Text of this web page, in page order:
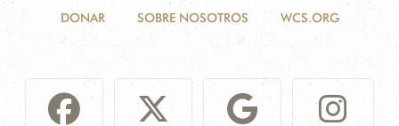
DONAR SOBRE NOSOTROS WCS.ORG